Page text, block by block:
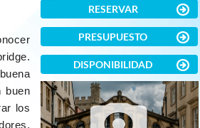
buen
los
RESERVAR
PRESUPUESTO
DISPONIBILIDAD